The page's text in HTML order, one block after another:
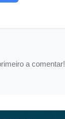
a comentar!